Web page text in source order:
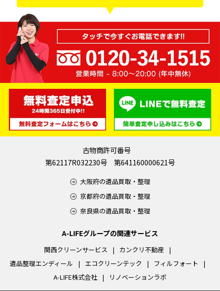
古物商許可番号
第62117R032230号 第641160000621号
大阪府の遺品買取・整理
京都府の遺品買取・整理
奈良県の遺品買取・整理
A-LIFEグループの関連サービス
関西クリーンサービス
カンクリ不動産
遺品整理エンディール
エコクリーンテック
フィルフォート
A-LIFE株式会社
リノベーションラボ